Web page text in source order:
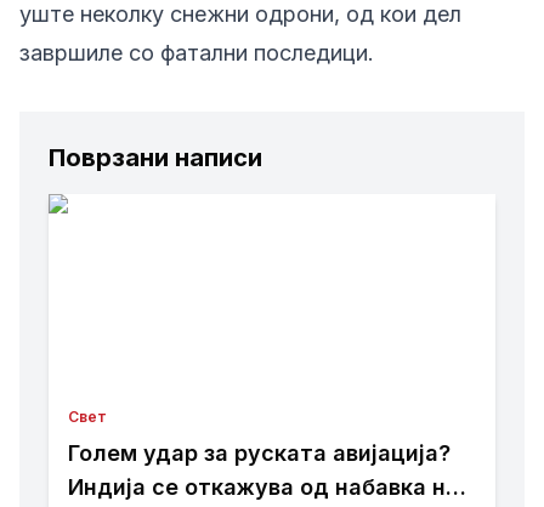
уште неколку снежни одрони, од кои дел
завршиле со фатални последици.
Поврзани написи
Свет
Голем удар за руската авијација?
Индија се откажува од набавка на